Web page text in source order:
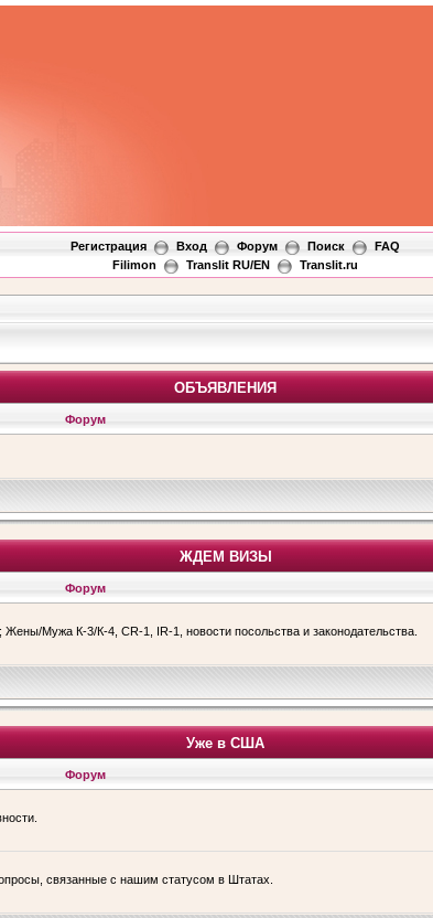
Регистрация Вход Форум Поиск
FAQ
Filimon
Translit RU/EN Translit.ru
ОБЪЯВЛЕНИЯ
Форум
ЖДЕМ ВИЗЫ
Форум
Мужа К-3/К-4, CR-1, IR-1, новости посольства и законодательства.
Уже в США
Форум
связанные с нашим статусом в Штатах.